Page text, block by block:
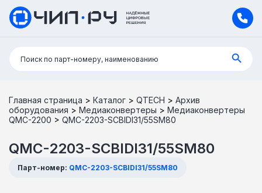
Поиск:
Поиск по парт-номеру, наименованию
Главная страница > Каталог > QTECH > Архив
оборудования > Медиаконвертеры > Медиаконвертеры
QMC-2200 > QMC-2203-SCBIDI31/55SM80
QMC-2203-SCBIDI31/55SM80
Парт-номер: QMC-2203-SCBIDI31/55SM80